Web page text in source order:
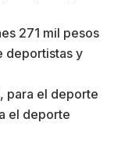
271 mil pesos
deportistas y
para el deporte
el deporte